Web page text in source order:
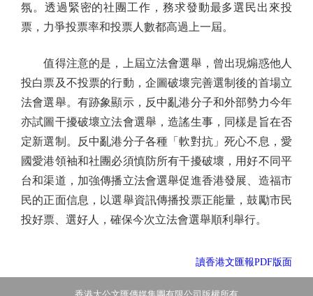
氛。透過緊密的社團工作，務求發動最多選民出來投
票，力爭投票率和投票人數都高過上一屆。
值得注意的是，上屆立法會選舉，曾出現煽惑他人
投白票及不投票的行動，企圖破壞完善選制後的首場立
法會選舉。有跡象顯示，反中亂港分子和外部勢力今年
亦試圖干擾破壞立法會選舉，造謠生事，同樣是旨在否
定新選制。反中亂港分子各種「軟對抗」死心不息，愛
國愛港領袖和社團必須慎防所有干擾破壞，用好不同平
台和渠道，加強傳播立法會選舉促進香港發展、造福市
民的正面信息，以選舉資訊傳播投票正能量，鼓勵市民
投好票、選好人，確保今次立法會選舉順利舉行。
讀香港文匯報PDF版面